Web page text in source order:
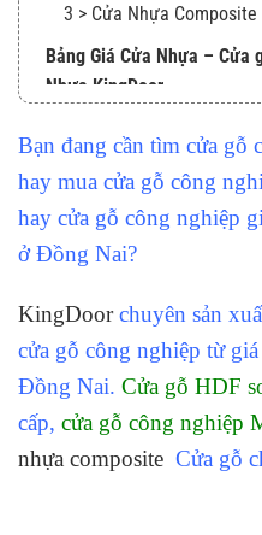
3 > Cửa Nhựa Composite
Bảng Giá Cửa Nhựa – Cửa
Nhựa KingDoor
Bạn đang cần tìm cửa gỗ
hay mua cửa gỗ công
hay cửa gỗ công nghiệp
ở Đồng Nai?
KingDoor chuyên sản
cửa gỗ công nghiệp từ
Đồng Nai. Cửa gỗ HDF
cấp, cửa gỗ công nghiệp
nhựa composite Cửa gỗ